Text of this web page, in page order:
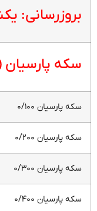
بروزرسانی: یکشنبه
سکه
سکه پارسیان ۰/۱۰۰
سکه پارسیان ۰/۲۰۰
سکه پارسیان ۰/۳۰۰
سکه پارسیان ۰/۴۰۰